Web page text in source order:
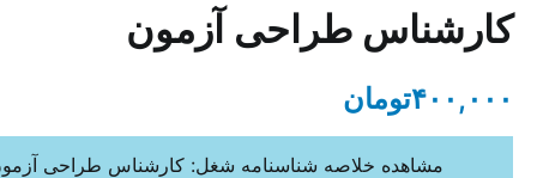
طراحی آزمون
تومان
مشاهده خلاصه شناسنامه شغل: کارشناس طراحی آزمون